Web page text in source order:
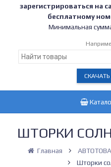
зарегистрироваться на
бесплатному
Минимальная
ШТОРКИ
Главная
Шторки